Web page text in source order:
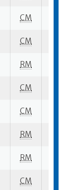
CM
CM
RM
CM
CM
RM
RM
CM